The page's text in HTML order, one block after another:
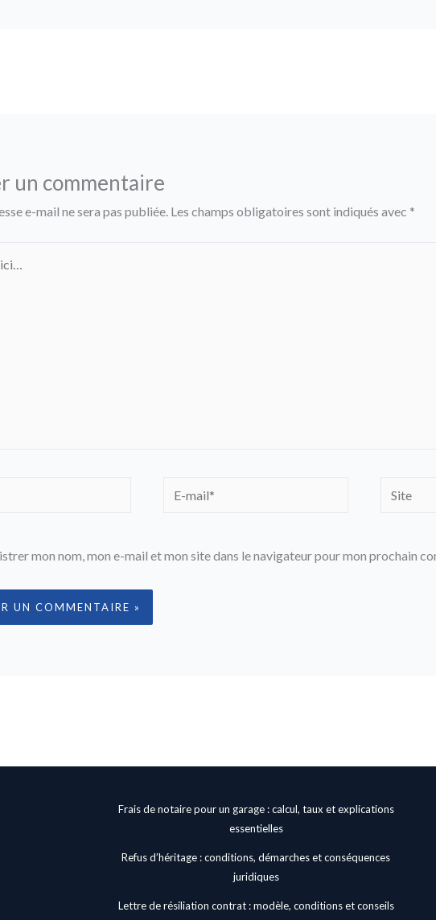
un commentaire
e-mail ne sera pas publiée. Les champs obligatoires sont indiqués avec *
mon nom, mon e-mail et mon site dans le navigateur pour mon prochain
Frais de notaire pour un garage : calcul, taux et explications
essentielles
Refus d’héritage : conditions, démarches et conséquences
juridiques
Lettre de résiliation contrat : modèle, conditions et conseils